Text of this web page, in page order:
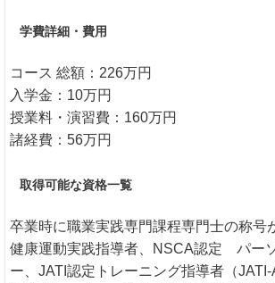
学費詳細・費用
コース 総額：226万円
入学金：10万円
授業料・演習費：160万円
諸経費：56万円
取得可能な資格一覧
卒業時に職業実践専門課程専門士の称号
健康運動実践指導者、NSCA認定 パー
ー、JATI認定トレーニング指導者（